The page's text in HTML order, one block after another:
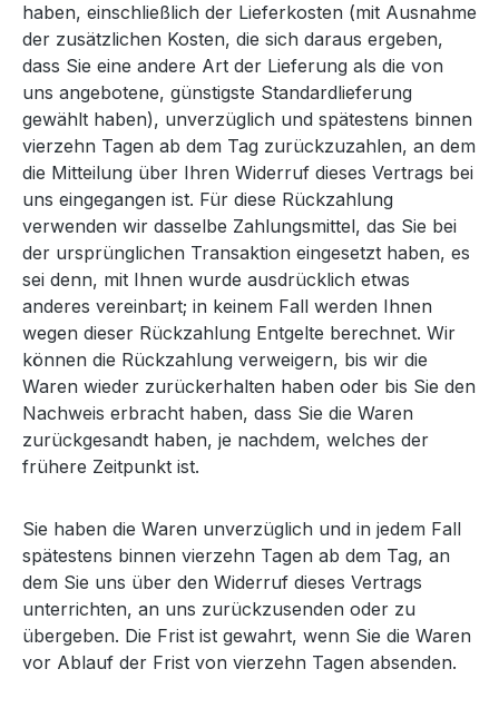
haben, einschließlich der Lieferkosten (mit Ausnahme
der zusätzlichen Kosten, die sich daraus ergeben,
dass Sie eine andere Art der Lieferung als die von
uns angebotene, günstigste Standardlieferung
gewählt haben), unverzüglich und spätestens binnen
vierzehn Tagen ab dem Tag zurückzuzahlen, an dem
die Mitteilung über Ihren Widerruf dieses Vertrags bei
uns eingegangen ist. Für diese Rückzahlung
verwenden wir dasselbe Zahlungsmittel, das Sie bei
der ursprünglichen Transaktion eingesetzt haben, es
sei denn, mit Ihnen wurde ausdrücklich etwas
anderes vereinbart; in keinem Fall werden Ihnen
wegen dieser Rückzahlung Entgelte berechnet. Wir
können die Rückzahlung verweigern, bis wir die
Waren wieder zurückerhalten haben oder bis Sie den
Nachweis erbracht haben, dass Sie die Waren
zurückgesandt haben, je nachdem, welches der
frühere Zeitpunkt ist.
Sie haben die Waren unverzüglich und in jedem Fall
spätestens binnen vierzehn Tagen ab dem Tag, an
dem Sie uns über den Widerruf dieses Vertrags
unterrichten, an uns zurückzusenden oder zu
übergeben. Die Frist ist gewahrt, wenn Sie die Waren
vor Ablauf der Frist von vierzehn Tagen absenden.